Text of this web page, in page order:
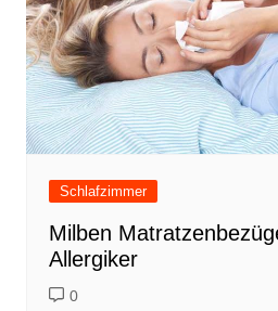
Schlafzimmer
Milben
Allergiker
0